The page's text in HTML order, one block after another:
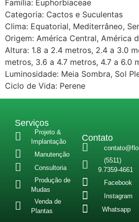
Família: Euphorbiaceae
Categoria: Cactos e Suculentas
Clima: Equatorial, Mediterrâneo,
Origem: América Central, América
Altura: 1.8 a 2.4 metros, 2.4 a 3.0
metros, 3.6 a 4.7 metros, 4.7 a 6.0
Luminosidade: Meia Sombra, Sol
Ciclo de Vida: Perene
Serviços
Projeto &
Implantação
Manutenção
Consultoria
Produção de
Mudas
Venda de
Plantas
Contato
(5511)
9.7359-4661
Facebook
Instagram
Whatsapp